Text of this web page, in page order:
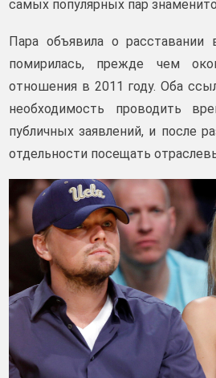
самых популярных пар
Пара объявила о расставании
помирилась, прежде чем
отношения в 2011 году. Оба
необходимость проводить
публичных заявлений, и после
отдельности посещать